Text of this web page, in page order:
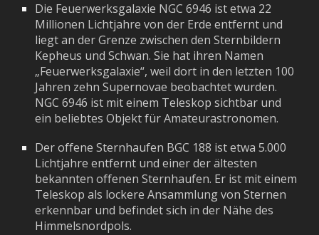
Die Feuerwerksgalaxie NGC 6946 ist etwa 22
Millionen Lichtjahre von der Erde entfernt und
liegt an der Grenze zwischen den Sternbildern
Kepheus und Schwan. Sie hat ihren Namen
„Feuerwerksgalaxie“, weil dort in den letzten 100
Jahren zehn Supernovae beobachtet wurden.
NGC 6946 ist mit einem Teleskop sichtbar und
ein beliebtes Objekt für Amateurastronomen.
Der offene Sternhaufen BGC 188 ist etwa 5.000
Lichtjahre entfernt und einer der ältesten
bekannten offenen Sternhaufen. Er ist mit einem
Teleskop als lockere Ansammlung von Sternen
erkennbar und befindet sich in der Nähe des
Himmelsnordpols.